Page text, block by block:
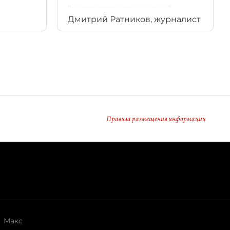
Дмитрий Ратников, журналист
Правила размещения информации
Макс